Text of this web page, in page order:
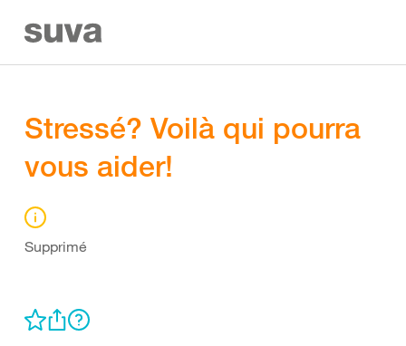
Stressé? Voilà qui pourra
vous aider!
Supprimé